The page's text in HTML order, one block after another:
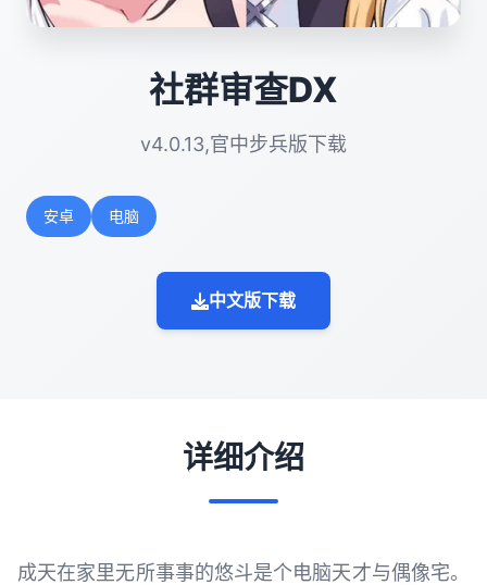
社群审查DX
v4.0.13,官中步兵版下载
安卓 电脑
中文版下载
详细介绍
成天在家里无所事事的悠斗是个电脑天才与偶像宅。